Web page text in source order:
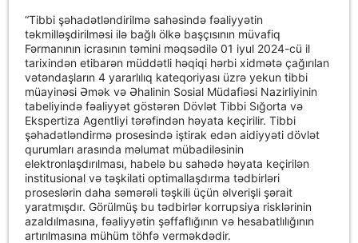
“Tibbi şəhadətləndirilmə sahəsində fəaliyyətin
təkmilləşdirilməsi ilə bağlı ölkə başçısının müvafiq
Fərmanının icrasının təmini məqsədilə 01 iyul 2024-cü il
tarixindən etibarən müddətli həqiqi hərbi xidmətə çağırılan
vətəndaşların 4 yararlılıq kateqoriyası üzrə yekun tibbi
müayinəsi Əmək və Əhalinin Sosial Müdafiəsi Nazirliyinin
tabeliyində fəaliyyət göstərən Dövlət Tibbi Sığorta və
Ekspertiza Agentliyi tərəfindən həyata keçirilir. Tibbi
şəhadətləndirmə prosesində iştirak edən aidiyyəti dövlət
qurumları arasında məlumat mübadiləsinin
elektronlaşdırılması, habelə bu sahədə həyata keçirilən
institusional və təşkilati optimallaşdırma tədbirləri
proseslərin daha səmərəli təşkili üçün əlverişli şərait
yaratmışdır. Görülmüş bu tədbirlər korrupsiya risklərinin
azaldılmasına, fəaliyyətin şəffaflığının və hesabatlılığının
artırılmasına mühüm töhfə verməkdədir.